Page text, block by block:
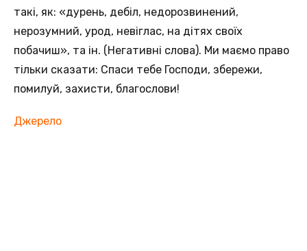
такі, як: «дурень, дебіл, недорозвинений,
нерозумний, урод, невіглас, на дітях своїх
побачиш», та ін. (Негативні слова). Ми маємо право
тільки сказати: Спаси тебе Господи, збережи,
помилуй, захисти, благослови!
Джерело